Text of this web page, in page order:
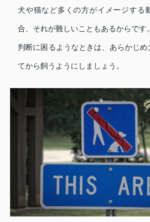
犬や猫など多くの方がイメージする
合、それが難しいこともあるからです。
判断に困るようなときは、あらかじめ
てから飼うようにしましょう。